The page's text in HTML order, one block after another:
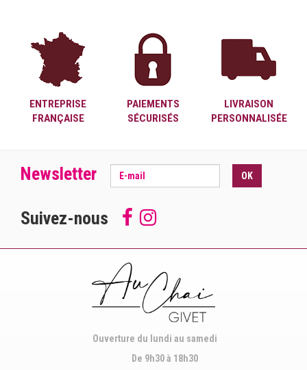
ENTREPRISE
FRANÇAISE
PAIEMENTS
SÉCURISÉS
LIVRAISON
PERSONNALISÉE
Newsletter OK
Suivez-nous
Follow
us
Facebook
Suivez-
nous
Instagram
Ouverture du lundi au samedi
De 9h30 à 18h30